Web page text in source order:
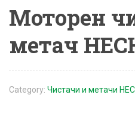
Моторен
метач
Category: Чистачи и метачи